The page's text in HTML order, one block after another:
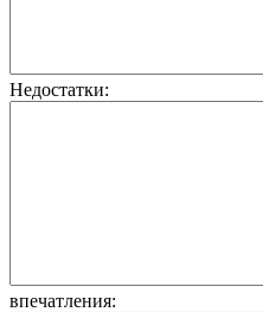
Недостатки:
впечатления: